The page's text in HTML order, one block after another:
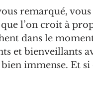
remarqué,
que l’on croit à
dans le
et bienveillants
immense. Et